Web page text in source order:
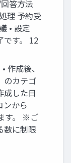
答方法
理 予約受
• 設定
です。 12
作成後、
のカテゴ
成した日
ンから
す。 ※ご
数に制限